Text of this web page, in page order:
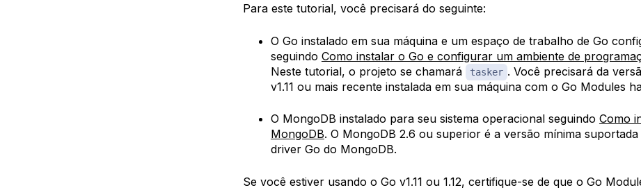
Para este tutorial, você precisará do seguinte:
O Go instalado em sua máquina e um espaço de trabalho de Go
seguindo Como instalar o Go e configurar um ambiente de
Neste tutorial, o projeto se chamará
tasker . Você precisará da
v1.11 ou mais recente instalada em sua máquina com o Go Modules
O MongoDB instalado para seu sistema operacional seguindo Como
MongoDB. O MongoDB 2.6 ou superior é a versão mínima suportada
driver Go do MongoDB.
Se você estiver usando o Go v1.11 ou 1.12, certifique-se de que o Go